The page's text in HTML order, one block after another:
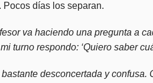
Pocos días los separan.
va haciendo una pregunta a
turno respondo: ‘Quiero saber
desconcertada y